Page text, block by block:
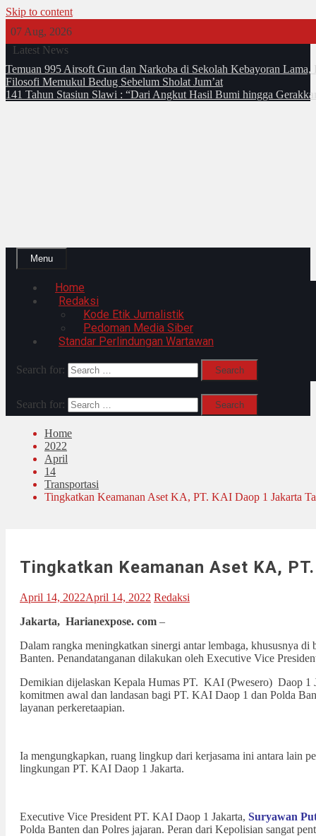
Skip to content
07 Aug, 2026
Latest News
Temuan 995 Airsoft Gun dan Narkoba di Sekolah Kebayoran
Filosofi Memukul Bedug Sebelum Sholat Jum’at
141 Tahun Stasiun Slawi : “Dari Angkut Hasil Bumi hingga
Menu
Home
Redaksi
Kode Etik Jurnalistik
Pedoman Media Siber
Standar Perlindungan Wartawan
Search for:
Search for:
Home
2022
April
14
Transportasi
Tingkatkan Keamanan Aset KA, PT. KAI Daop 1 Jakarta
Tingkatkan Keamanan Aset KA,
April 14, 2022April 14, 2022 Redaksi
Jakarta, Harianexpose. com –
Dalam rangka meningkatkan sinergi antar lembaga, khususnya
Banten. Penandatanganan dilakukan oleh Executive Vice
Demikian dijelaskan Kepala Humas PT. KAI (Pwesero) Daop 1
komitmen awal dan landasan bagi PT. KAI Daop 1 dan Polda
layanan perkeretaapian.
Ia mengungkapkan, ruang lingkup dari kerjasama ini antara lain
lingkungan PT. KAI Daop 1 Jakarta.
Executive Vice President PT. KAI Daop 1 Jakarta, Suryawan
Polda Banten dan Polres jajaran. Peran dari Kepolisian sangat